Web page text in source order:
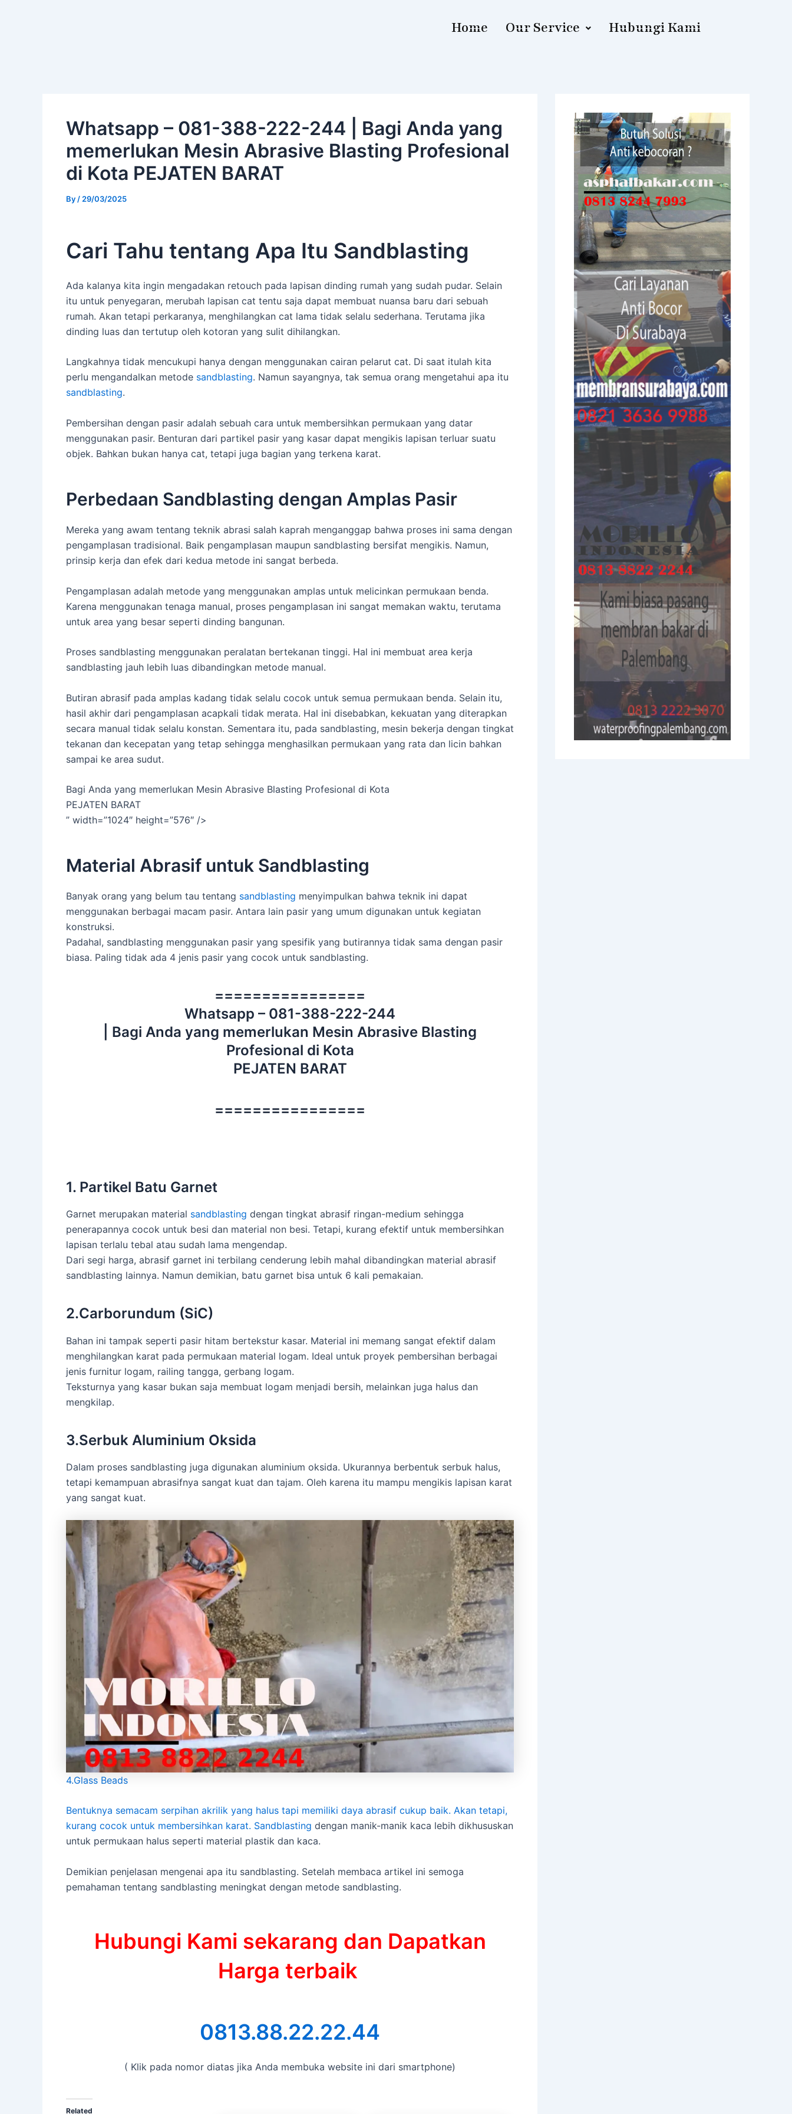
Home Our Service Hubungi Kami
Whatsapp – 081-388-222-244 | Bagi Anda yang
memerlukan Mesin Abrasive Blasting Profesional
di Kota PEJATEN BARAT
By / 29/03/2025
Cari Tahu tentang Apa Itu Sandblasting
Ada kalanya kita ingin mengadakan retouch pada lapisan dinding rumah yang sudah pudar. Selain
itu untuk penyegaran, merubah lapisan cat tentu saja dapat membuat nuansa baru dari sebuah
rumah. Akan tetapi perkaranya, menghilangkan cat lama tidak selalu sederhana. Terutama jika
dinding luas dan tertutup oleh kotoran yang sulit dihilangkan.
Langkahnya tidak mencukupi hanya dengan menggunakan cairan pelarut cat. Di saat itulah kita
perlu mengandalkan metode sandblasting. Namun sayangnya, tak semua orang mengetahui apa itu
sandblasting.
Pembersihan dengan pasir adalah sebuah cara untuk membersihkan permukaan yang datar
menggunakan pasir. Benturan dari partikel pasir yang kasar dapat mengikis lapisan terluar suatu
objek. Bahkan bukan hanya cat, tetapi juga bagian yang terkena karat.
Perbedaan Sandblasting dengan Amplas Pasir
Mereka yang awam tentang teknik abrasi salah kaprah menganggap bahwa proses ini sama dengan
pengamplasan tradisional. Baik pengamplasan maupun sandblasting bersifat mengikis. Namun,
prinsip kerja dan efek dari kedua metode ini sangat berbeda.
Pengamplasan adalah metode yang menggunakan amplas untuk melicinkan permukaan benda.
Karena menggunakan tenaga manual, proses pengamplasan ini sangat memakan waktu, terutama
untuk area yang besar seperti dinding bangunan.
Proses sandblasting menggunakan peralatan bertekanan tinggi. Hal ini membuat area kerja
sandblasting jauh lebih luas dibandingkan metode manual.
Butiran abrasif pada amplas kadang tidak selalu cocok untuk semua permukaan benda. Selain itu,
hasil akhir dari pengamplasan acapkali tidak merata. Hal ini disebabkan, kekuatan yang diterapkan
secara manual tidak selalu konstan. Sementara itu, pada sandblasting, mesin bekerja dengan tingkat
tekanan dan kecepatan yang tetap sehingga menghasilkan permukaan yang rata dan licin bahkan
sampai ke area sudut.
Bagi Anda yang memerlukan Mesin Abrasive Blasting Profesional di Kota
PEJATEN BARAT
” width=”1024″ height=”576″ />
Material Abrasif untuk Sandblasting
Banyak orang yang belum tau tentang sandblasting menyimpulkan bahwa teknik ini dapat
menggunakan berbagai macam pasir. Antara lain pasir yang umum digunakan untuk kegiatan
konstruksi.
Padahal, sandblasting menggunakan pasir yang spesifik yang butirannya tidak sama dengan pasir
biasa. Paling tidak ada 4 jenis pasir yang cocok untuk sandblasting.
================
Whatsapp – 081-388-222-244
| Bagi Anda yang memerlukan Mesin Abrasive Blasting
Profesional di Kota
PEJATEN BARAT
================
1. Partikel Batu Garnet
Garnet merupakan material sandblasting dengan tingkat abrasif ringan-medium sehingga
penerapannya cocok untuk besi dan material non besi. Tetapi, kurang efektif untuk membersihkan
lapisan terlalu tebal atau sudah lama mengendap.
Dari segi harga, abrasif garnet ini terbilang cenderung lebih mahal dibandingkan material abrasif
sandblasting lainnya. Namun demikian, batu garnet bisa untuk 6 kali pemakaian.
2.Carborundum (SiC)
Bahan ini tampak seperti pasir hitam bertekstur kasar. Material ini memang sangat efektif dalam
menghilangkan karat pada permukaan material logam. Ideal untuk proyek pembersihan berbagai
jenis furnitur logam, railing tangga, gerbang logam.
Teksturnya yang kasar bukan saja membuat logam menjadi bersih, melainkan juga halus dan
mengkilap.
3.Serbuk Aluminium Oksida
Dalam proses sandblasting juga digunakan aluminium oksida. Ukurannya berbentuk serbuk halus,
tetapi kemampuan abrasifnya sangat kuat dan tajam. Oleh karena itu mampu mengikis lapisan karat
yang sangat kuat.
4.Glass Beads
Bentuknya semacam serpihan akrilik yang halus tapi memiliki daya abrasif cukup baik. Akan tetapi,
kurang cocok untuk membersihkan karat. Sandblasting dengan manik-manik kaca lebih dikhususkan
untuk permukaan halus seperti material plastik dan kaca.
Demikian penjelasan mengenai apa itu sandblasting. Setelah membaca artikel ini semoga
pemahaman tentang sandblasting meningkat dengan metode sandblasting.
Hubungi Kami sekarang dan Dapatkan
Harga terbaik
0813.88.22.22.44
( Klik pada nomor diatas jika Anda membuka website ini dari smartphone)
Related